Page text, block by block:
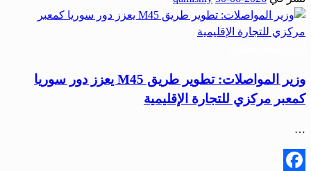
وزير المواصلات: تطوير طريق M45 يعزز دور سوريا
كمعبر مركزي للتجارة الإقليمية
…